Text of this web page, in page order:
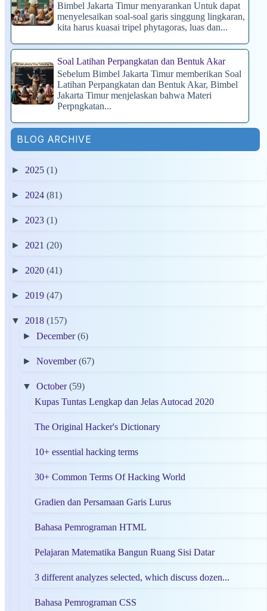
Bimbel Jakarta Timur menyarankan Untuk dapat
menyelesaikan soal-soal garis singgung lingkaran,
kita harus kuasai tripel phytagoras, luas dan...
Soal Latihan Perpangkatan dan Bentuk Akar
Sebelum Bimbel Jakarta Timur memberikan Soal
Latihan Perpangkatan dan Bentuk Akar, Bimbel
Jakarta Timur menjelaskan bahwa Materi
Perpngkatan...
BLOG ARCHIVE
► 2025 (1)
► 2024 (81)
► 2023 (1)
► 2021 (20)
► 2020 (41)
► 2019 (47)
▼ 2018 (157)
►December(6)
►November(67)
▼October(59)
Kupas Tuntas Lengkap dan Jelas Autocad 2020
The Original Hacker's Dictionary
10+ essential hacking terms
30+ Common Terms Of Hacking World
Gradien dan Persamaan Garis Lurus
Bahasa Pemrograman HTML
Pelajaran Matematika Bangun Ruang Sisi Datar
3 different analyzes selected, which discuss dozen...
Bahasa Pemrograman CSS